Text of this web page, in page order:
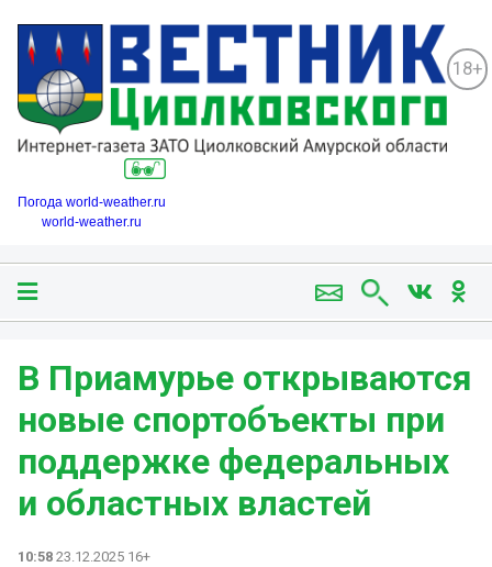
18+
Погода world-weather.ru
world-weather.ru
В Приамурье открываются
новые спортобъекты при
поддержке федеральных
и областных властей
10:58 23.12.2025 16+